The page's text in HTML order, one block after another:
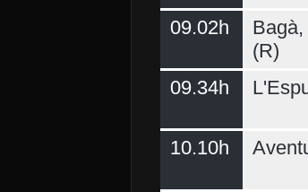
09.02h
(R)
09.34h
10.10h